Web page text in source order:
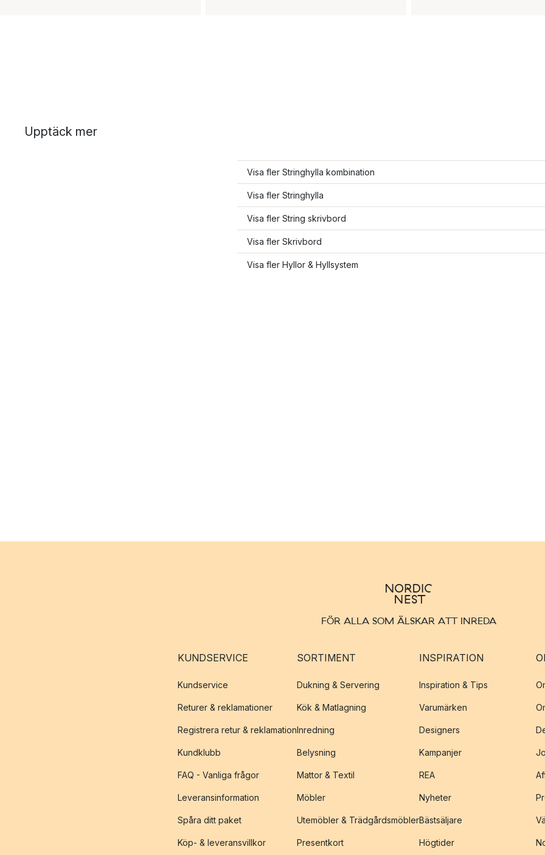
Upptäck mer
Visa fler Stringhylla kombination
Visa fler Stringhylla
Visa fler String skrivbord
Visa fler Skrivbord
Visa fler Hyllor & Hyllsystem
FÖR ALLA SOM ÄLSKAR ATT INREDA
KUNDSERVICE
Kundservice
Returer & reklamationer
Registrera retur & reklamation
Kundklubb
FAQ - Vanliga frågor
Leveransinformation
Spåra ditt paket
Köp- & leveransvillkor
SORTIMENT
Dukning & Servering
Kök & Matlagning
Inredning
Belysning
Mattor & Textil
Möbler
Utemöbler & Trädgårdsmöbler
Presentkort
INSPIRATION
Inspiration & Tips
Varumärken
Designers
Kampanjer
REA
Nyheter
Bästsäljare
Högtider